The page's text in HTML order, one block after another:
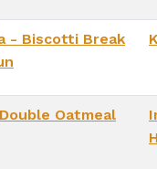
- Biscotti Break
Oatmeal